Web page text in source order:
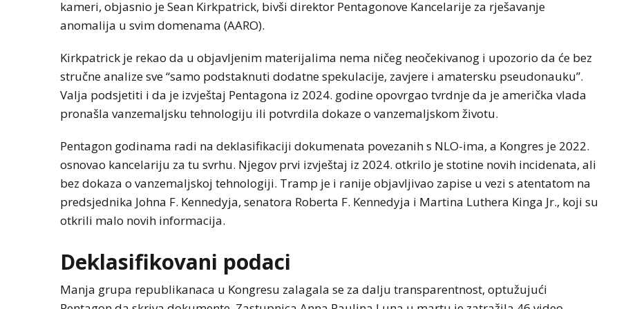
kameri, objasnio je Sean Kirkpatrick, bivši direktor Pentagonove Kancelarije za rješavanje
anomalija u svim domenama (AARO).
Kirkpatrick je rekao da u objavljenim materijalima nema ničeg neočekivanog i upozorio da će bez
stručne analize sve “samo podstaknuti dodatne spekulacije, zavjere i amatersku pseudonauku”.
Valja podsjetiti i da je izvještaj Pentagona iz 2024. godine opovrgao tvrdnje da je američka vlada
pronašla vanzemaljsku tehnologiju ili potvrdila dokaze o vanzemaljskom životu.
Pentagon godinama radi na deklasifikaciji dokumenata povezanih s NLO-ima, a Kongres je 2022.
osnovao kancelariju za tu svrhu. Njegov prvi izvještaj iz 2024. otkrilo je stotine novih incidenata, ali
bez dokaza o vanzemaljskoj tehnologiji. Tramp je i ranije objavljivao zapise u vezi s atentatom na
predsjednika Johna F. Kennedyja, senatora Roberta F. Kennedyja i Martina Luthera Kinga Jr., koji su
otkrili malo novih informacija.
Deklasifikovani podaci
Manja grupa republikanaca u Kongresu zalagala se za dalju transparentnost, optužujući
MAGAZIN NOVOSTI
Koliko visoku temperaturu
izdrži?